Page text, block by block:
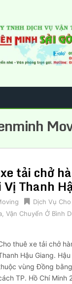
tải chở
Vị Thanh
Dịch Vụ
, Vận Chuyển Ở Bình
thuê xe tải chở
Hậu Giang.
vùng Đồng
TP. Hồ Chí Minh